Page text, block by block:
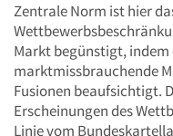
Zentrale Norm ist hier
Markt begünstigt,
marktmissbrauchende
Fusionen beaufsichtigt.
Erscheinungen des
Linie vom